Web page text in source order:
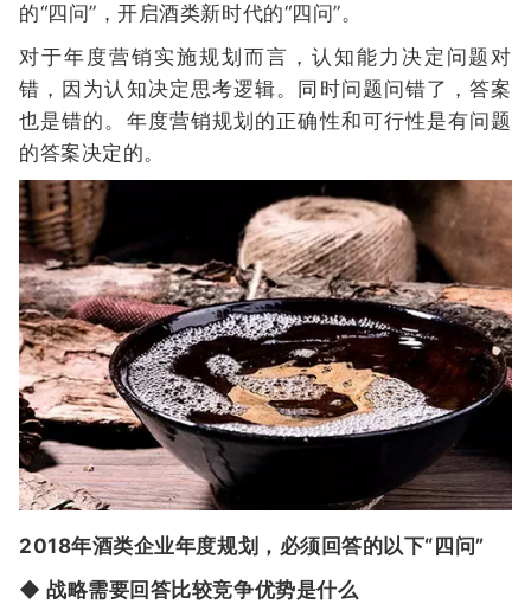
的“四问”，开启酒类新时代的“四问”。
对于年度营销实施规划而言，认知能力决定问题对
错，因为认知决定思考逻辑。同时问题问错了，答案
也是错的。年度营销规划的正确性和可行性是有问题
的答案决定的。
2018年酒类企业年度规划，必须回答的以下“四问”
◆ 战略需要回答比较竞争优势是什么